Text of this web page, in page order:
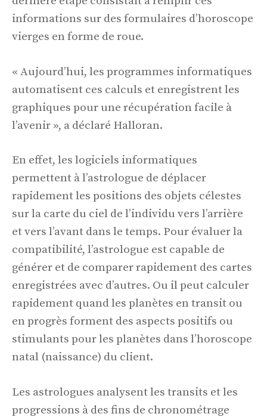
informations sur des formulaires d’horoscope
vierges en forme de roue.
« Aujourd’hui, les programmes informatiques
automatisent ces calculs et enregistrent les
graphiques pour une récupération facile à
l’avenir », a déclaré Halloran.
En effet, les logiciels informatiques
permettent à l’astrologue de déplacer
rapidement les positions des objets célestes
sur la carte du ciel de l’individu vers l’arrière
et vers l’avant dans le temps. Pour évaluer la
compatibilité, l’astrologue est capable de
générer et de comparer rapidement des cartes
enregistrées avec d’autres. Ou il peut calculer
rapidement quand les planètes en transit ou
en progrès forment des aspects positifs ou
stimulants pour les planètes dans l’horoscope
natal (naissance) du client.
Les astrologues analysent les transits et les
progressions à des fins de chronométrage